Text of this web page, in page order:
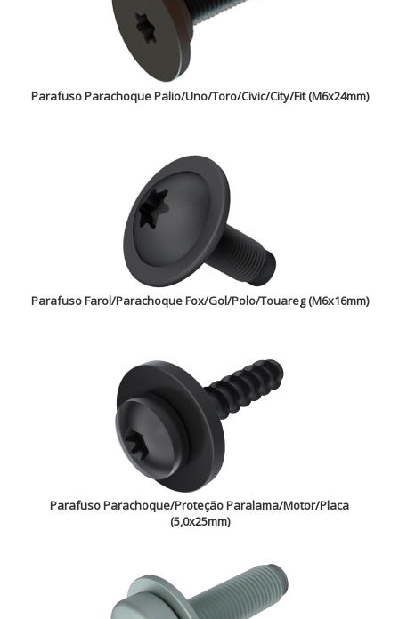
Parafuso Parachoque Palio/Uno/Toro/Civic/City/Fit (M6x24mm)
Parafuso Farol/Parachoque Fox/Gol/Polo/Touareg (M6x16mm)
Parafuso Parachoque/Proteção Paralama/Motor/Placa
(5,0x25mm)